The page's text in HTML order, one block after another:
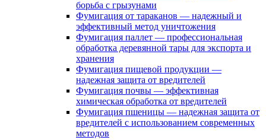
борьба с грызунами
Фумигация от тараканов — надежный и
эффективный метод уничтожения
Фумигация паллет — профессиональная
обработка деревянной тары для экспорта и
хранения
Фумигация пищевой продукции —
надежная защита от вредителей
Фумигация почвы — эффективная
химическая обработка от вредителей
Фумигация пшеницы — надежная защита от
вредителей с использованием современных
методов